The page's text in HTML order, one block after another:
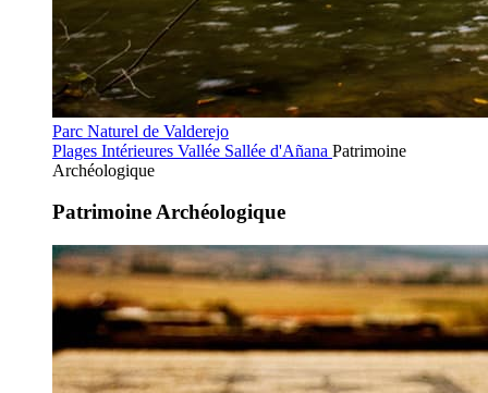
Parc Naturel de Valderejo
Plages Intérieures Vallée Sallée d'Añana Patrimoine
Archéologique
Patrimoine Archéologique